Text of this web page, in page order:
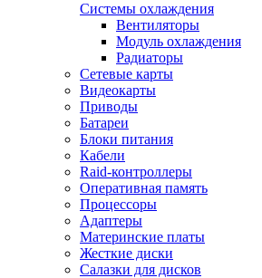
Системы охлаждения
Вентиляторы
Модуль охлаждения
Радиаторы
Сетевые карты
Видеокарты
Приводы
Батареи
Блоки питания
Кабели
Raid-контроллеры
Оперативная память
Процессоры
Адаптеры
Материнские платы
Жесткие диски
Салазки для дисков